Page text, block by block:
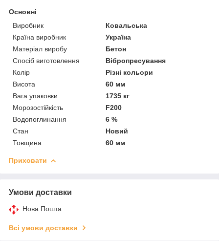
Основні
Виробник
Ковальська
Країна виробник
Україна
Матеріал виробу
Бетон
Спосіб виготовлення
Вібропресування
Колір
Різні кольори
Висота
60 мм
Вага упаковки
1735 кг
Морозостійкість
F200
Водопоглинання
6 %
Стан
Новий
Товщина
60 мм
Приховати
Умови доставки
Нова Пошта
Всі умови доставки